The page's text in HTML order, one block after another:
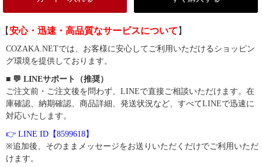
【安心・迅速・高品質なサービスについて 】
COZAKA.NETでは、お客様に安心してご利用いただけるショッピン
グ環境を提供しております。
■ 💬 LINEサポート（推奨）
ご注文前・ご注文後を問わず、LINEで直接ご相談いただけます。在
庫確認、納期確認、商品詳細、発送状況など、すべてLINEで迅速に
対応いたします。
👉 LINE ID【8599618】
※追加後、そのままメッセージをお送りいただくだけでご利用いただ
けます。